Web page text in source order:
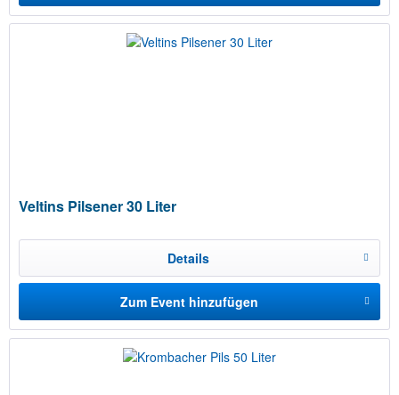
Veltins Pilsener 30 Liter
Details
Zum Event hinzufügen